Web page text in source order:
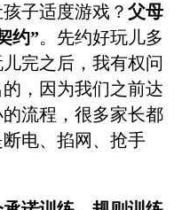
子适度游戏？ 父母
约”。先约好玩儿多
完之后，我有权问
，因为我们之前达
流程，很多家长都
电、掐网、抢手